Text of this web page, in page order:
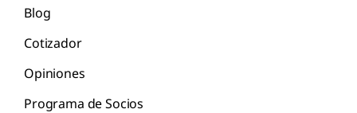
Blog
Cotizador
Opiniones
Programa de Socios